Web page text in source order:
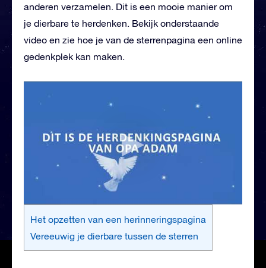
anderen verzamelen. Dit is een mooie manier om
je dierbare te herdenken. Bekijk onderstaande
video en zie hoe je van de sterrenpagina een online
gedenkplek kan maken.
Het opzetten van een herinneringspagina
Vereeuwig je dierbare tussen de sterren